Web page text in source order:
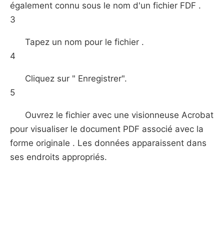
également connu sous le nom d'un fichier FDF .
3
Tapez un nom pour le fichier .
4
Cliquez sur " Enregistrer".
5
Ouvrez le fichier avec une visionneuse Acrobat
pour visualiser le document PDF associé avec la
forme originale . Les données apparaissent dans
ses endroits appropriés.